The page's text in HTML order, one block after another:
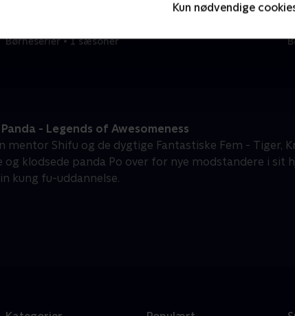
Kun nødvendige
Børneserier • 1 sæsoner
Panda - Legends of Awesomeness
mentor Shifu og de dygtige Fantastiske Fem - Tiger,
og klodsede panda Po over for nye modstandere i sit
kung fu-uddannelse.